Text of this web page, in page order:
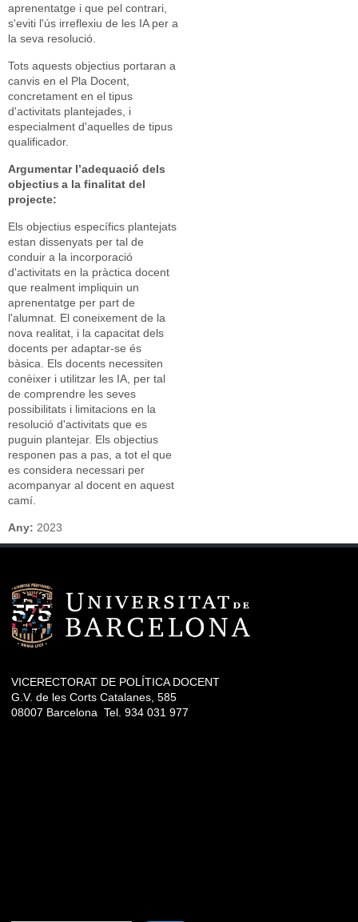
aprenentatge i que pel contrari,
s'eviti l'ús irreflexiu de les IA per a
la seva resolució.
Tots aquests objectius portaran a
canvis en el Pla Docent,
concretament en el tipus
d'activitats plantejades, i
especialment d'aquelles de tipus
qualificador.
Argumentar l’adequació dels
objectius a la finalitat del
projecte:
Els objectius específics plantejats
estan dissenyats per tal de
conduir a la incorporació
d'activitats en la pràctica docent
que realment impliquin un
aprenentatge per part de
l'alumnat. El coneixement de la
nova realitat, i la capacitat dels
docents per adaptar-se és
bàsica. Els docents necessiten
conèixer i utilitzar les IA, per tal
de comprendre les seves
possibilitats i limitacions en la
resolució d'activitats que es
puguin plantejar. Els objectius
responen pas a pas, a tot el que
es considera necessari per
acompanyar al docent en aquest
camí.
Any: 2023
VICERECTORAT DE POLÍTICA DOCENT
G.V. de les Corts Catalanes, 585
08007 Barcelona Tel. 934 031 977